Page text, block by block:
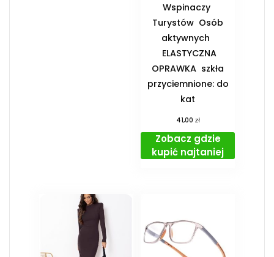
Wspinaczy ️
Turystów ️ Osób
aktywnych
️ ELASTYCZNA
OPRAWKA ️ szkła
przyciemnione: do
kat
41,00 zł
Zobacz gdzie
kupić najtaniej